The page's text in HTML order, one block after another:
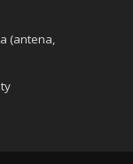
(antena,